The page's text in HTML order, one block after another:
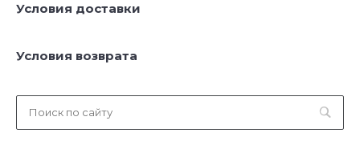
Условия доставки
Условия возврата